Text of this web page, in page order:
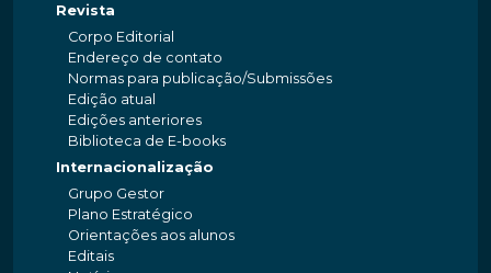
Revista
Corpo Editorial
Endereço de contato
Normas para publicação/Submissões
Edição atual
Edições anteriores
Biblioteca de E-books
Internacionalização
Grupo Gestor
Plano Estratégico
Orientações aos alunos
Editais